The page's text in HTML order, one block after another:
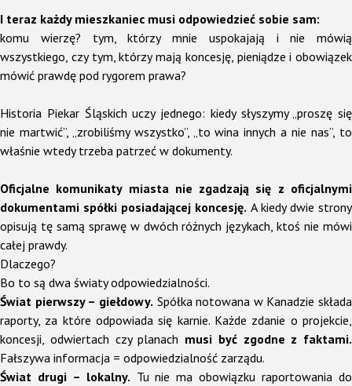
I teraz każdy mieszkaniec musi odpowiedzieć sobie sam:
komu wierzę? tym, którzy mnie uspokajają i nie mówią
wszystkiego, czy tym, którzy mają koncesję, pieniądze i obowiązek
mówić prawdę pod rygorem prawa?
Historia Piekar Śląskich uczy jednego: kiedy słyszymy „proszę się
nie martwić”, „zrobiliśmy wszystko”, „to wina innych a nie nas”, to
właśnie wtedy trzeba patrzeć w dokumenty.
Oficjalne komunikaty miasta nie zgadzają się z oficjalnymi
dokumentami spółki posiadającej koncesję. A kiedy dwie strony
opisują tę samą sprawę w dwóch różnych językach, ktoś nie mówi
całej prawdy.
Dlaczego?
Bo to są dwa światy odpowiedzialności.
Świat pierwszy – giełdowy. Spółka notowana w Kanadzie składa
raporty, za które odpowiada się karnie. Każde zdanie o projekcie,
koncesji, odwiertach czy planach musi być zgodne z faktami.
Fałszywa informacja = odpowiedzialność zarządu.
Świat drugi – lokalny. Tu nie ma obowiązku raportowania do